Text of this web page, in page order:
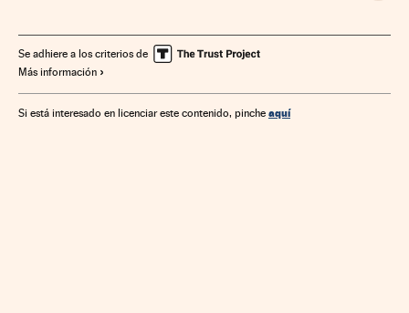
Fiscalía Anticorrupción Responsabilidad penal
Poder judicial Corrupción Tráfico Sanciones
Se adhiere a los criterios de
Más información
Si está interesado en licenciar este contenido, pinche aquí